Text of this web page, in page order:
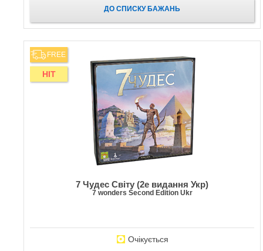
ДО СПИСКУ БАЖАНЬ
FREE
HIT
7 Чудес Світу (2е видання Укр)
7 wonders Second Edition Ukr
Очікується